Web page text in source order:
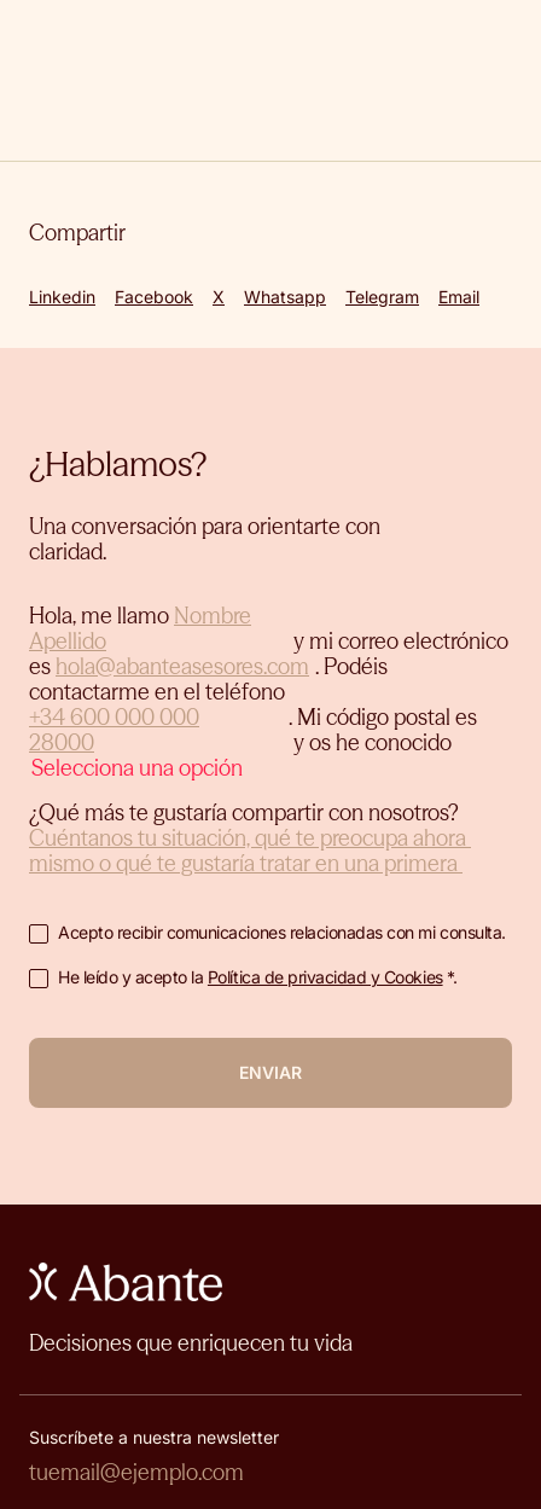
Compartir
Linkedin Facebook X Whatsapp Telegram Email
¿Hablamos?
Una conversación para orientarte con
claridad.
Hola, me llamo
y mi correo electrónico
es
. Podéis
contactarme en el teléfono
. Mi código postal es
y os he conocido
¿Qué más te gustaría compartir con nosotros?
Acepto recibir comunicaciones relacionadas con mi consulta.
He leído y acepto la Política de privacidad y Cookies*.
ENVIAR
Decisiones que enriquecen tu vida
Suscríbete a nuestra newsletter